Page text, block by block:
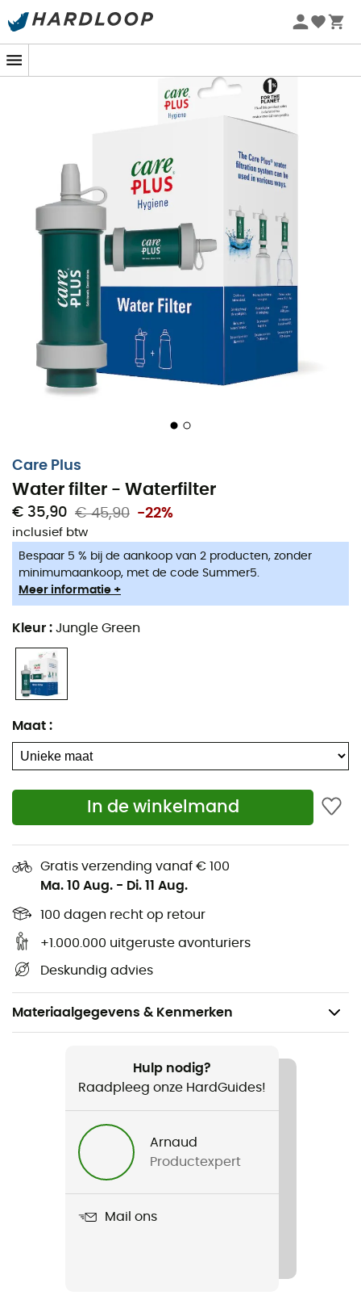
Zomeraanbiedingen 🔥 -5% EXTRA vanaf 2 producten* met
Care Plus
Water filter - Waterfilter
€ 35,90 € 45,90 -22%
inclusief btw
Bespaar 5 % bij de aankoop van 2 producten, zonder
minimumaankoop, met de code Summer5.
Meer informatie +
Kleur : Jungle Green
Maat :
In de winkelmand
Gratis verzending vanaf € 100
Ma. 10 Aug. - Di. 11 Aug.
100 dagen recht op retour
+1.000.000 uitgeruste avonturiers
Deskundig advies
Materiaalgegevens & Kenmerken
Heren / Dames
Hulp nodig?
Raadpleeg onze HardGuides!
Arnaud
Productexpert
Mail ons